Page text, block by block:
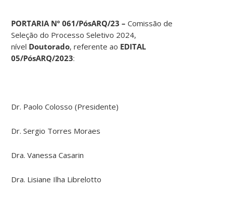
PORTARIA Nº 061/PósARQ/23 –Comissão de
Seleção do Processo Seletivo 2024,
nível Doutorado, referente ao EDITAL
05/PósARQ/2023:
Dr. Paolo Colosso (Presidente)
Dr. Sergio Torres Moraes
Dra. Vanessa Casarin
Dra. Lisiane Ilha Librelotto